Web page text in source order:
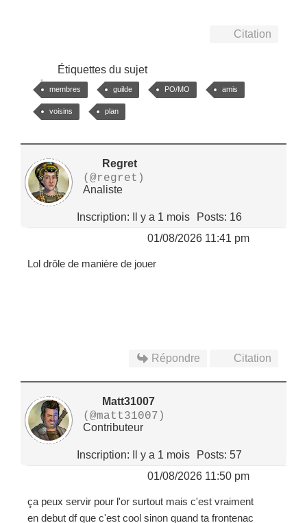
Citation
Étiquettes du sujet
membres guilde PO/MO amis
voisins plan
Regret
(@regret)
Analiste
Inscription: Il y a 1 mois
Posts: 16
01/08/2026 11:41 pm
Lol drôle de manière de jouer
Répondre Citation
Matt31007
(@matt31007)
Contributeur
Inscription: Il y a 1 mois
Posts: 57
01/08/2026 11:50 pm
ça peux servir pour l'or surtout mais c'est vraiment
en debut df que c'est cool sinon quand ta frontenac